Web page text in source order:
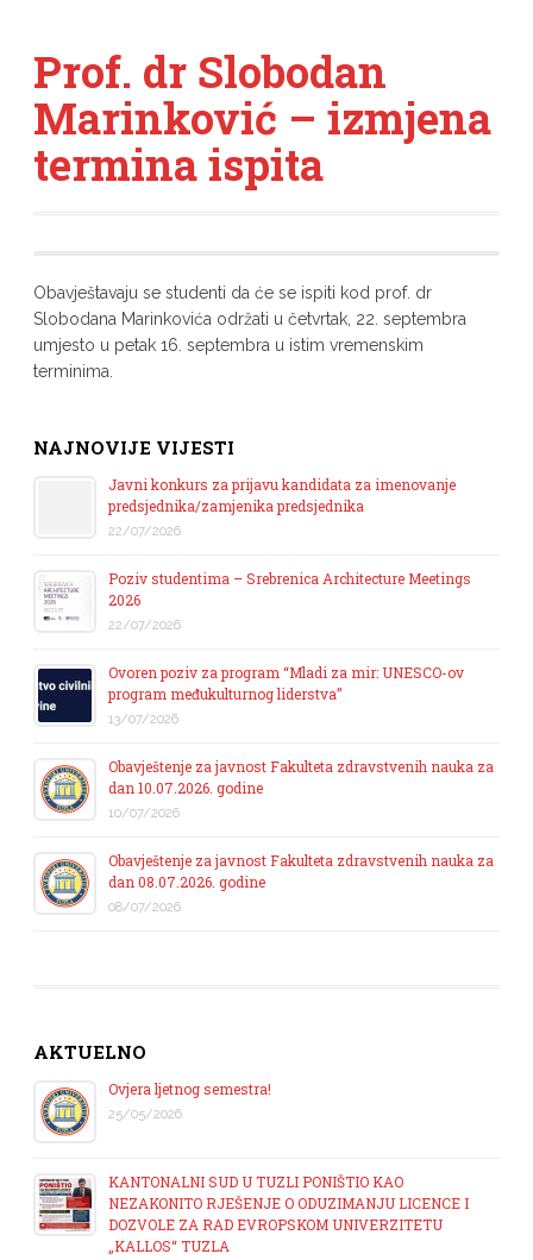
Prof. dr Slobodan
Marinković – izmjena
termina ispita
Obavještavaju se studenti da će se ispiti kod prof. dr
Slobodana Marinkovića održati u četvrtak, 22. septembra
umjesto u petak 16. septembra u istim vremenskim
terminima.
NAJNOVIJE VIJESTI
Javni konkurs za prijavu kandidata za imenovanje
predsjednika/zamjenika predsjednika
22/07/2026
Poziv studentima – Srebrenica Architecture Meetings
2026
22/07/2026
Ovoren poziv za program “Mladi za mir: UNESCO-ov
program međukulturnog liderstva”
13/07/2026
Obavještenje za javnost Fakulteta zdravstvenih nauka za
dan 10.07.2026. godine
10/07/2026
Obavještenje za javnost Fakulteta zdravstvenih nauka za
dan 08.07.2026. godine
08/07/2026
AKTUELNO
Ovjera ljetnog semestra!
25/05/2026
KANTONALNI SUD U TUZLI PONIŠTIO KAO
NEZAKONITO RJEŠENJE O ODUZIMANJU LICENCE I
DOZVOLE ZA RAD EVROPSKOM UNIVERZITETU
„KALLOS“ TUZLA